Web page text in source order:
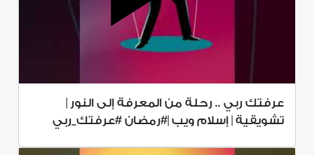
عرفتك ربي .. رحلة من المعرفة إلى النور |
تشويقية | إسلام ويب |#رمضان #عرفتك_ربي